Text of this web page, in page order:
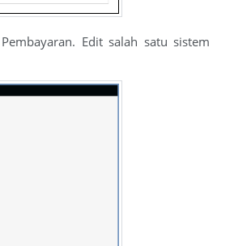
Edit salah satu sistem